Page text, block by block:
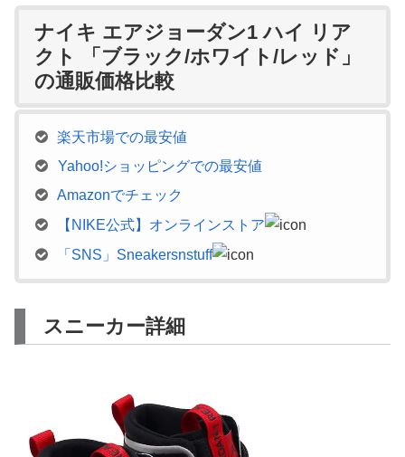
ナイキ エアジョーダン1 ハイ リア
クト 「ブラック/ホワイト/レッド」
の通販価格比較
楽天市場での最安値
Yahoo!ショッピングでの最安値
Amazonでチェック
【NIKE公式】オンラインストア
「SNS」Sneakersnstuff
スニーカー詳細